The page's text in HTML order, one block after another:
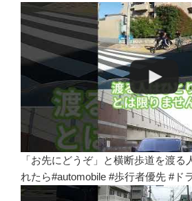
「お先にどうぞ」と横断歩道を渡る
れたら#automobile #歩行者優先 #ド